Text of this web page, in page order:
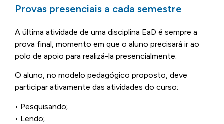
Provas presenciais a cada semestre
A última atividade de uma disciplina EaD é sempre a
prova final, momento em que o aluno precisará ir ao
polo de apoio para realizá-la presencialmente.
O aluno, no modelo pedagógico proposto, deve
participar ativamente das atividades do curso:
• Pesquisando;
• Lendo;